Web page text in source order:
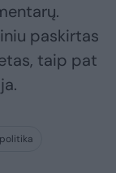
paskirtas
taip pat